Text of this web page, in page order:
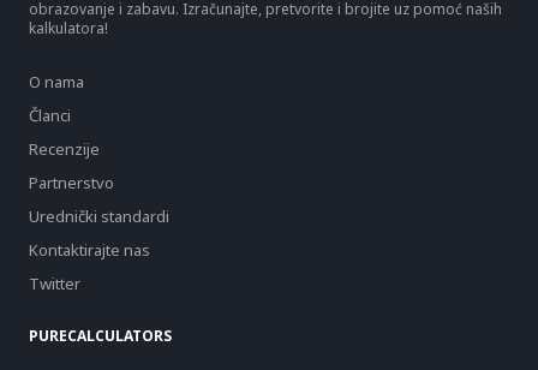
obrazovanje i zabavu. Izračunajte, pretvorite i brojite uz pomoć naših
kalkulatora!
O nama
Članci
Recenzije
Partnerstvo
Urednički standardi
Kontaktirajte nas
Twitter
PURECALCULATORS